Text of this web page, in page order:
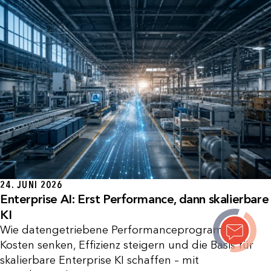
24. JUNI 2026
Enterprise AI: Erst Performance, dann skalierbare
KI
Wie datengetriebene Performanceprogramme
Kosten senken, Effizienz steigern und die Basis für
skalierbare Enterprise KI schaffen – mit